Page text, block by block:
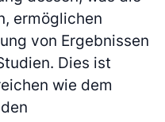
ermöglichen
von Ergebnissen
Dies ist
wie dem